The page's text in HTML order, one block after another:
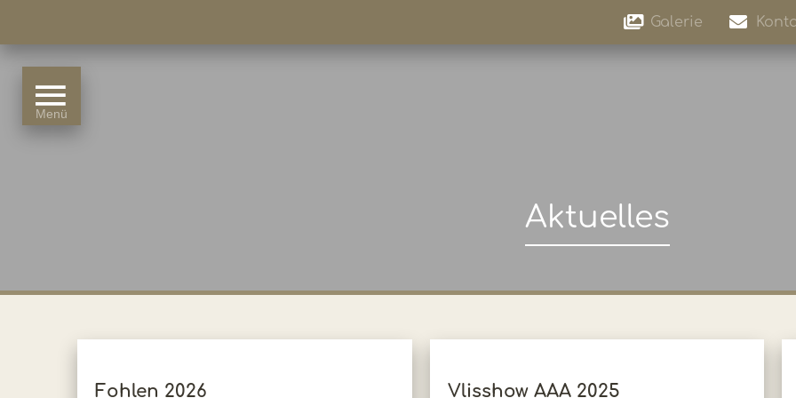
Galerie
Aktuelles
Fohlen 2026 Vlisshow AAA 2025